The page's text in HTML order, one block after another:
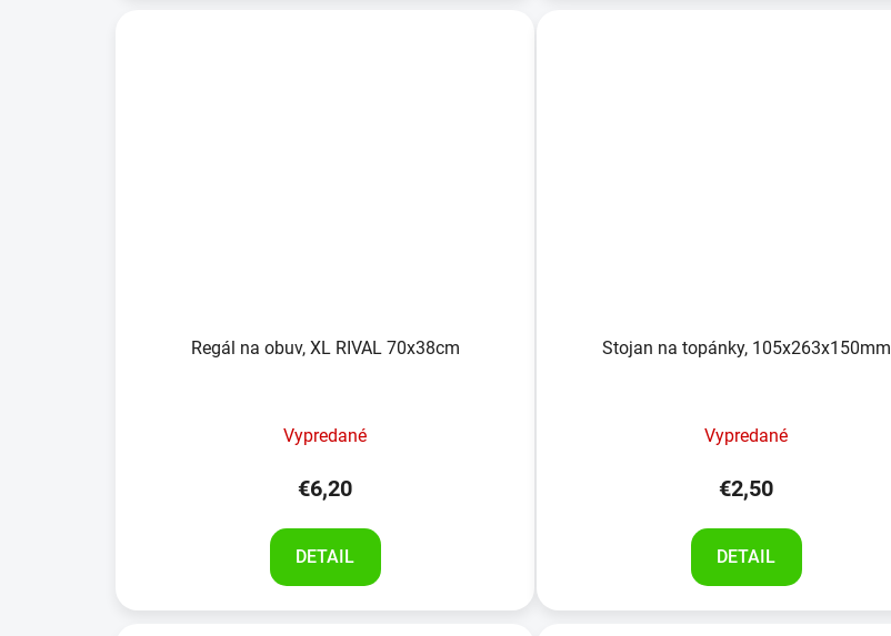
Regál na obuv, XL RIVAL 70x38cm
Vypredané
€6,20
DETAIL
Stojan na topánky, 105x263x150mm
Vypredané
€2,50
DETAIL